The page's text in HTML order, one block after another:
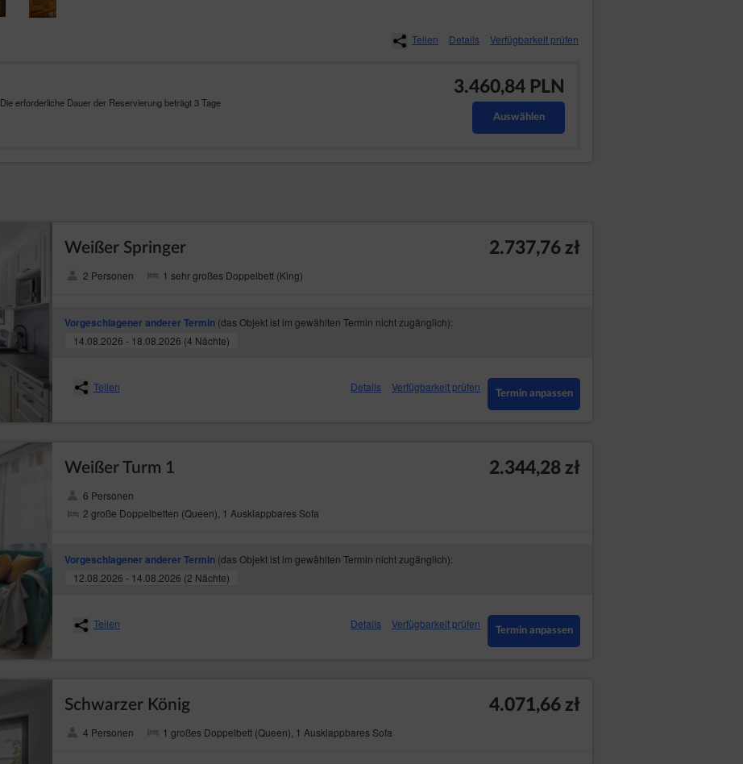
Teilen Details Verfügbarkeit prüfen
Die erforderliche Dauer der Reservierung beträgt 3 Tage
3.460,84 PLN
Auswählen
Weißer Springer
2 Personen 1 sehr großes Doppelbett (King)
2.737,76 zł
Vorgeschlagener anderer Termin (das Objekt ist im gewählten Termin nicht zugänglich):
14.08.2026 - 18.08.2026 (4 Nächte)
Teilen Details Verfügbarkeit prüfen
Termin anpassen
Weißer Turm 1
6 Personen
2 große Doppelbetten (Queen), 1 Ausklappbares Sofa
2.344,28 zł
Vorgeschlagener anderer Termin (das Objekt ist im gewählten Termin nicht zugänglich):
12.08.2026 - 14.08.2026 (2 Nächte)
Teilen Details Verfügbarkeit prüfen
Termin anpassen
Schwarzer König
4 Personen 1 großes Doppelbett (Queen), 1 Ausklappbares Sofa
4.071,66 zł